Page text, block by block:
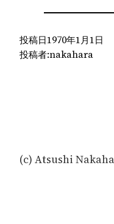
投稿日1970年1月1日
投稿者:nakahara
(c) Atsushi